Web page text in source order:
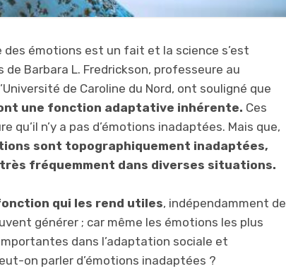
émotions est un fait et la science s’est
de Barbara L. Fredrickson, professeure au
de Caroline du Nord, ont souligné que
une fonction adaptative inhérente. Ces
n’y a pas d’émotions inadaptées. Mais que,
sont topographiquement inadaptées,
fréquemment dans diverses situations.
qui les rend utiles, indépendamment de
générer ; car même les émotions les plus
dans l’adaptation sociale et
on parler d’émotions inadaptées ?